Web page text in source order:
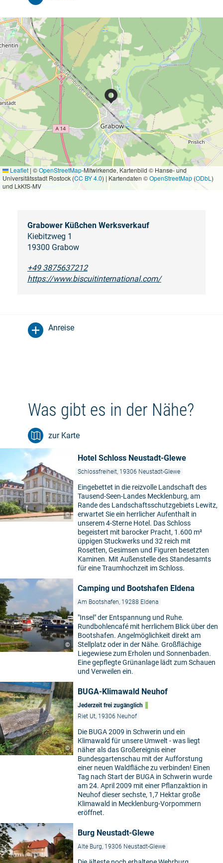
Leaflet | ©OpenStreetMap-Mitwirkende, Kartenbild © Hanse- und
Universitätsstadt Rostock (CC BY 4.0) | Kartendaten ©OpenStreetMap(ODbL )
und LkKfS-MV
Grabower Küßchen Werksverkauf
Kiebitzweg 1
19300 Grabow
+49 3875637212
https://www.biscuitinternational.com/
Anreise
Was gibt es in der Nähe?
zur Karte
©
Hotel Schloss Neustadt-Glewe
Schlossfreiheit, 19306 Neustadt-Glewe
Eingebettet in die reizvolle Landschaft des
Tausend-Seen-Landes Mecklenburg, am
Rande des Landschaftsschutzgebiets Lewitz,
erwartet Sie ein herrlicher Aufenthalt in
unserem 4-Sterne Hotel. Das Schloss
begeistert mit barocker Pracht, 1.600 m²
üppigen Stuckwerks und 32 reich mit
Rosetten, Gesimsen und Figuren besetzten
Kaminen. Mit Außenstelle des Standesamts
für eine Traumhochzeit im Schloss.
©
Camping und Bootshafen Eldena
Am Bootshafen, 19288 Eldena
"Insel" der Entspannung und Ruhe.
Rundbohlencafé mit herrlichem Blick über den
Bootshafen. Angelmöglichkeit direkt am
Stellplatz oder in der Nähe. Großflächige
Liegewiese zum Erholen und Sonnenbaden.
Eine gepflegte Grünanlage lädt zum Schauen
und Verweilen ein.
©
BUGA-Klimawald Neuhof
Jederzeit frei zugänglich
Riet Ut, 19306 Neuhof
Die BUGA 2009 in Schwerin und ein
Klimawald für unsere Umwelt - was liegt
näher als das Großereignis einer
Bundesgartenschau mit der Aufforstung
einer neuen Waldfläche zu verbinden! Einen
Tag nach Start der BUGA in Schwerin wurde
am 24. April 2009 mit einer Pflanzaktion in
Neuhof dieser sechste, 1,7 Hektar große
Klimawald in Mecklenburg-Vorpommern
eröffnet.
Burg Neustadt-Glewe
Alte Burg, 19306 Neustadt-Glewe